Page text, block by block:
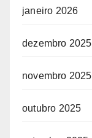
janeiro 2026
dezembro 2025
novembro 2025
outubro 2025